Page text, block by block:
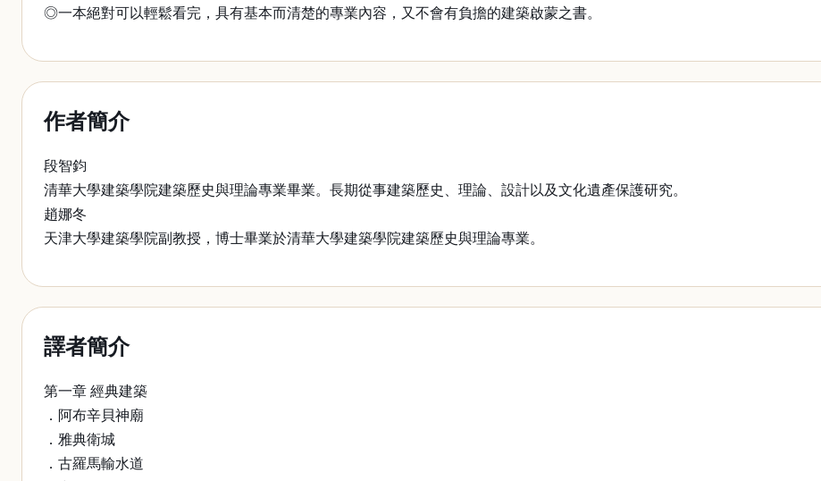
◎一本絕對可以輕鬆看完，具有基本而清楚的專業內容，又不會有負擔的建築啟蒙之書。
作者簡介
段智鈞
清華大學建築學院建築歷史與理論專業畢業。長期從事建築歷史、理論、設計以及文化遺產保護研究。
趙娜冬
天津大學建築學院副教授，博士畢業於清華大學建築學院建築歷史與理論專業。
譯者簡介
第一章 經典建築
．阿布辛貝神廟
．雅典衛城
．古羅馬輸水道